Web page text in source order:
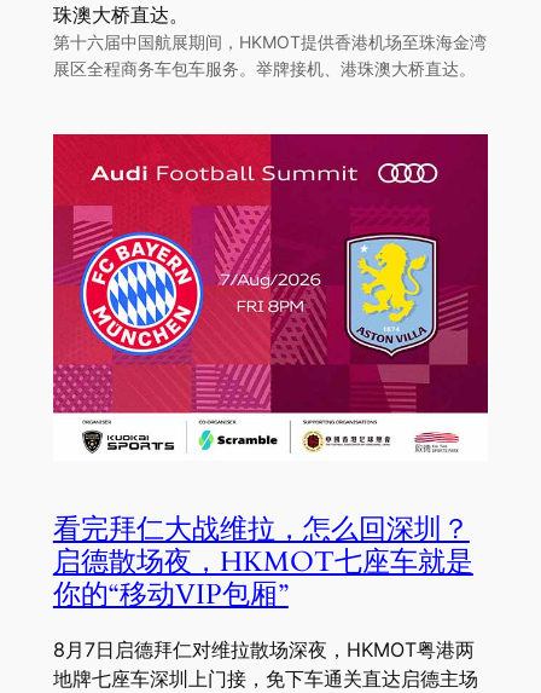
珠澳大桥直达。
第十六届中国航展期间，HKMOT提供香港机场至珠海金湾
展区全程商务车包车服务。举牌接机、港珠澳大桥直达。
看完拜仁大战维拉，怎么回深圳？
启德散场夜，HKMOT七座车就是
你的“移动VIP包厢”
8月7日启德拜仁对维拉散场深夜，HKMOT粤港两
地牌七座车深圳上门接，免下车通关直达启德主场